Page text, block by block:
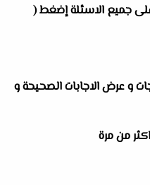
على جميع الاسئلة إضغط (
و عرض الاجابات الصحيحة و
من مرة